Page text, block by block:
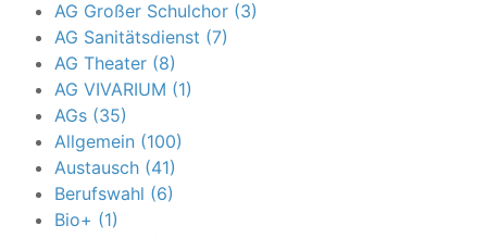
AG Großer Schulchor (3)
AG Sanitätsdienst (7)
AG Theater (8)
AG VIVARIUM (1)
AGs (35)
Allgemein (100)
Austausch (41)
Berufswahl (6)
Bio+ (1)